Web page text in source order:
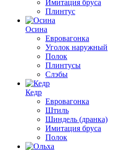
Имитация бруса
Плинтус
Осина
Евровагонка
Уголок наружный
Полок
Плинтусы
Слэбы
Кедр
Евровагонка
Штиль
Шиндель (дранка)
Имитация бруса
Полок